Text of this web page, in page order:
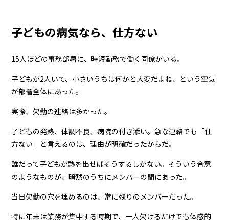
子どもの病気なら、仕方ない
15人ほどの事務部署に、時短勤務で働く同僚がいる。
子どもが2人いて、小さいうちは何かと大変だよね、という空気
が部署全体にあった。
実際、欠勤の連絡は多かった。
子どもの発熱、体調不良、病院の付き添い。急な連絡でも「仕
方ない」と言えるのは、理由が明確だったからだ。
誰だって子どもが熱を出せばそうするしかない。そういう合意
のようなものが、暗黙のうちにメンバーの間にあった。
当日欠勤の穴を埋めるのは、常に残りのメンバーだった。
特に年末は業務が集中する時期で、一人欠けるだけでも体感的